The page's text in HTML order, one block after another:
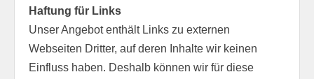
Haftung für Links
Unser Angebot enthält Links zu externen
Webseiten Dritter, auf deren Inhalte wir keinen
Einfluss haben. Deshalb können wir für diese